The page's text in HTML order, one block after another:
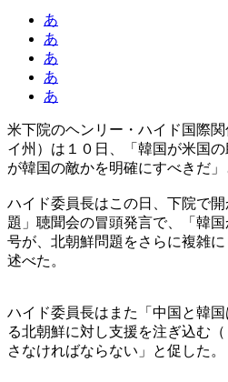
あ
あ
あ
あ
あ
米下院のヘンリー・ハイド国際
イ州）は１０日、「韓国が米国
が韓国の敵かを明確にすべきだ」
ハイド委員長はこの日、下院で
題」聴聞会の冒頭発言で、「韓
号が、北朝鮮問題をさらに複雑
述べた。
ハイド委員長はまた「中国と韓
る北朝鮮に対し支援を注ぎ込む
さなければならない」と促した。